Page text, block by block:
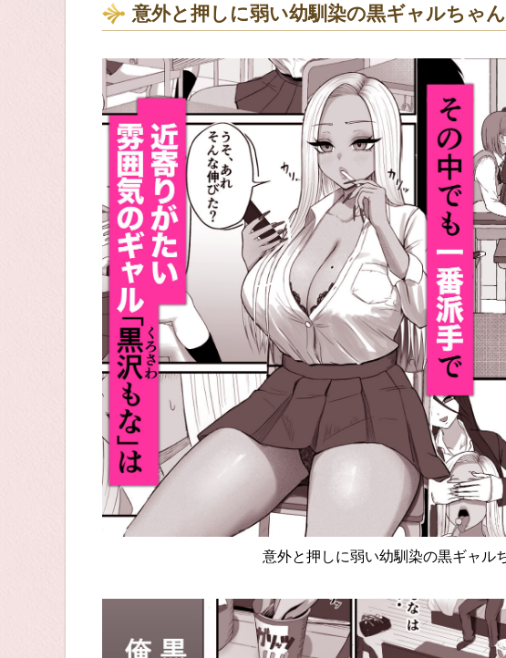
意外と押しに弱い幼馴染の黒ギャルちゃん
意外と押しに弱い幼馴染の黒ギャル